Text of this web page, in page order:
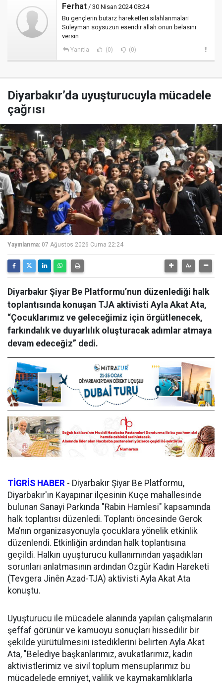
Ferhat / 30 Nisan 2024 08:24
Bu gençlerin butarz hareketleri silahlanmalari
Süleyman soysuzun eseridir allah onun belasını
versin
Yanıtla (0) (0)
Diyarbakır’da uyuşturucuyla mücadele
çağrısı
Yayınlanma: 07 Ağustos 2026 Cuma 22:24
Diyarbakır Şiyar Be Platformu’nun düzenlediği halk
toplantısında konuşan TJA aktivisti Ayla Akat Ata,
“Çocuklarımız ve geleceğimiz için örgütlenecek,
farkındalık ve duyarlılık oluşturacak adımlar atmaya
devam edeceğiz” dedi.
TİGRİS HABER - Diyarbakır Şiyar Be Platformu,
Diyarbakır'ın Kayapınar ilçesinin Kuçe mahallesinde
bulunan Sanayi Parkında "Rabin Hamlesi" kapsamında
halk toplantısı düzenledi. Toplantı öncesinde Gerok
Ma’nın organizasyonuyla çocuklara yönelik etkinlik
düzenlendi. Etkinliğin ardından halk toplantısına
geçildi. Halkın uyuşturucu kullanımından yaşadıkları
sorunları anlatmasının ardından Özgür Kadın Hareketi
(Tevgera Jinên Azad-TJA) aktivisti Ayla Akat Ata
konuştu.
Uyuşturucu ile mücadele alanında yapılan çalışmaların
şeffaf görünür ve kamuoyu sonuçları hissedilir bir
şekilde yürütülmesini istediklerini belirten Ayla Akat
Ata, "Belediye başkanlarımız, avukatlarımız, kadın
aktivistlerimiz ve sivil toplum mensuplarımız bu
mücadelede emniyet, valilik ve kaymakamlıklarla